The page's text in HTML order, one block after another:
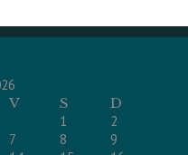
V S
D
1
2
7 8
9